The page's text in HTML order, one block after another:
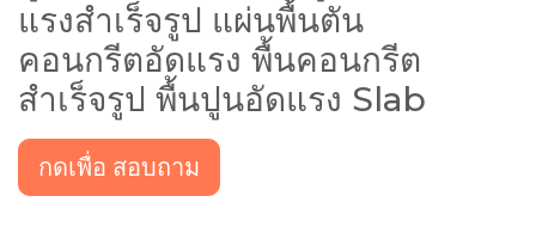
แรงสำเร็จรูป แผ่นพื้นตัน
คอนกรีตอัดแรง พื้นคอนกรีต
สำเร็จรูป พื้นปูนอัดแรง Slab
กดเพื่อ สอบถาม